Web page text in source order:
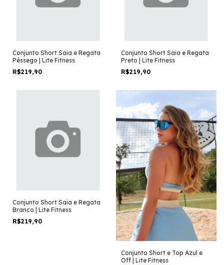
Conjunto Short Saia e Regata
Pêssego | Lite Fitness
R$219,90
Conjunto Short Saia e Regata
Preto | Lite Fitness
R$219,90
Conjunto Short Saia e Regata
Branco | Lite Fitness
R$219,90
Conjunto Short e Top Azul e
Off | Lite Fitness